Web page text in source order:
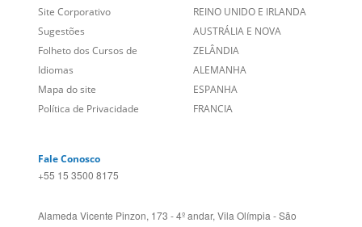
Site Corporativo
Sugestões
Folheto dos Cursos de
Idiomas
Mapa do site
Política de Privacidade
REINO UNIDO E IRLANDA
AUSTRÁLIA E NOVA
ZELÂNDIA
ALEMANHA
ESPANHA
FRANCIA
Fale Conosco
+55 15 3500 8175
Alameda Vicente Pinzon, 173 - 4º andar, Vila Olímpia - São